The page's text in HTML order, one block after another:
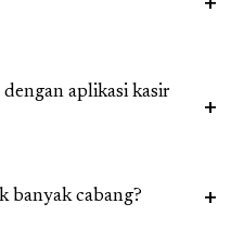
aplikasi kasir
banyak cabang?